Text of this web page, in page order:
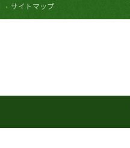
サイトマップ